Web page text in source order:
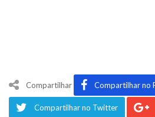
Compartilhar Compartilhar no
Compartilhar no Twitter